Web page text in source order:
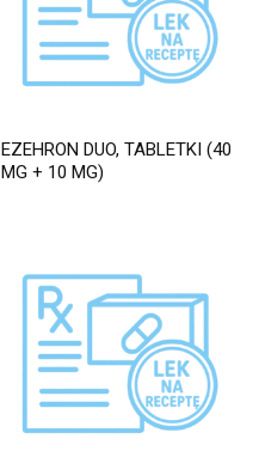
EZEHRON DUO, TABLETKI (40
MG + 10 MG)